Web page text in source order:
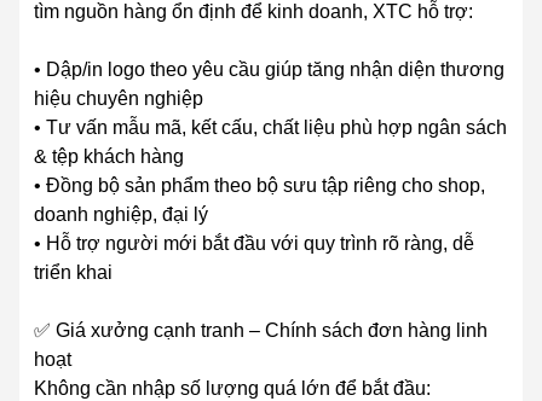
tìm nguồn hàng ổn định để kinh doanh, XTC hỗ trợ:
• Dập/in logo theo yêu cầu giúp tăng nhận diện thương
hiệu chuyên nghiệp
• Tư vấn mẫu mã, kết cấu, chất liệu phù hợp ngân sách
& tệp khách hàng
• Đồng bộ sản phẩm theo bộ sưu tập riêng cho shop,
doanh nghiệp, đại lý
• Hỗ trợ người mới bắt đầu với quy trình rõ ràng, dễ
triển khai
✅ Giá xưởng cạnh tranh – Chính sách đơn hàng linh
hoạt
Không cần nhập số lượng quá lớn để bắt đầu: